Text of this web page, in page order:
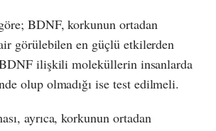
BDNF, korkunun ortadan
görülebilen en güçlü etkilerden
ilişkili moleküllerin insanlarda
olup olmadığı ise test edilmeli.
ayrıca, korkunun ortadan